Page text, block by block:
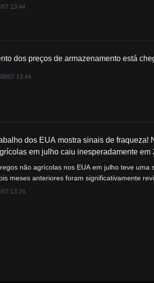
07 13:44
dos preços de armazenamento está
07 13:44
dos EUA mostra sinais de fraqueza!
em julho caiu inesperadamente em
significativamente revisados para baixo,
de juros pelo Federal Reserve.
não agrícolas nos EUA em julho teve uma
meses anteriores foram significativamente
de trabalho americano, que havia
07 13:26